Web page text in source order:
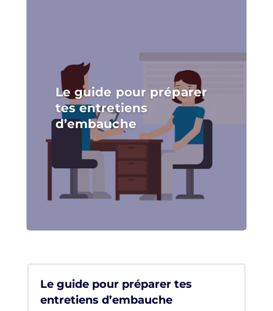
Le guide pour préparer
tes entretiens
d’embauche
Le guide pour préparer tes
entretiens d’embauche